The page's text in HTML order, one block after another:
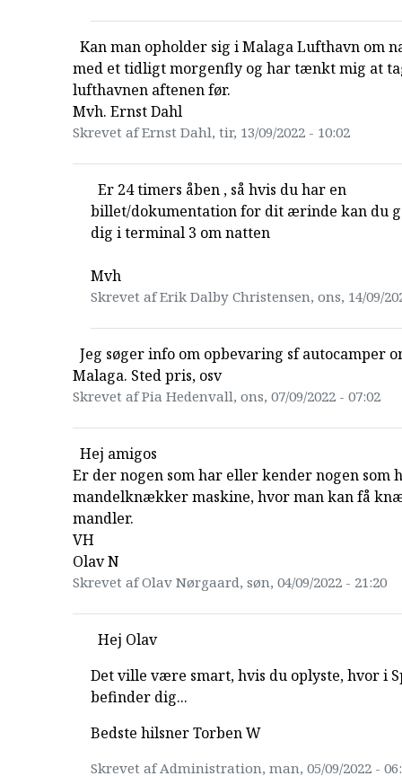
Kan man opholder sig i Malaga Lufthavn om
med et tidligt morgenfly og har tænkt mig at
lufthavnen aftenen før.
Mvh. Ernst Dahl
Skrevet af Ernst Dahl, tir, 13/09/2022 - 10:02
Er 24 timers åben , så hvis du har en
billet/dokumentation for dit ærinde kan du
dig i terminal 3 om natten
Mvh
Skrevet af Erik Dalby Christensen, ons, 14/09/
Jeg søger info om opbevaring sf autocamper
Malaga. Sted pris, osv
Skrevet af Pia Hedenvall, ons, 07/09/2022 - 07:02
Hej amigos
Er der nogen som har eller kender nogen som
mandelknækker maskine, hvor man kan få
mandler.
VH
Olav N
Skrevet af Olav Nørgaard, søn, 04/09/2022 - 21:20
Hej Olav
Det ville være smart, hvis du oplyste, hvor i
befinder dig...
Bedste hilsner Torben W
Skrevet af Administration, man, 05/09/2022 -